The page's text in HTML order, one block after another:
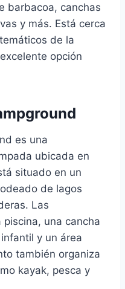
barbacoa, canchas
y más. Está cerca
de la
opción
es una
ubicada en
situado en un
de lagos
Las
una cancha
y un área
también organiza
kayak, pesca y